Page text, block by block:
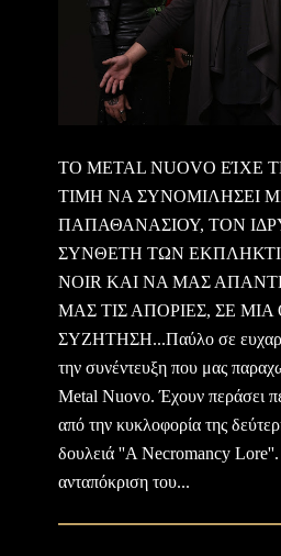
ΤΟ METAL NUOVO ΕΊΧΕ
ΤΙΜΗ ΝΑ ΣΥΝΟΜΙΛΗΣΕΙ
ΠΑΠΑΘΑΝΑΣΙΟΥ, ΤΟΝ
ΣΥΝΘΕΤΗ ΤΩΝ
NOIR KAI NA MAΣ
ΜΑΣ ΤΙΣ ΑΠΟΡΙΕΣ, ΣΕ
ΣΥΖΗΤΗΣΗ...Παύλο σε
την συνέντευξη που μας
Metal Nuovo. Έχουν περάσει
από την κυκλοφορία της
δουλειά ''A Necromancy
ανταπόκριση του...